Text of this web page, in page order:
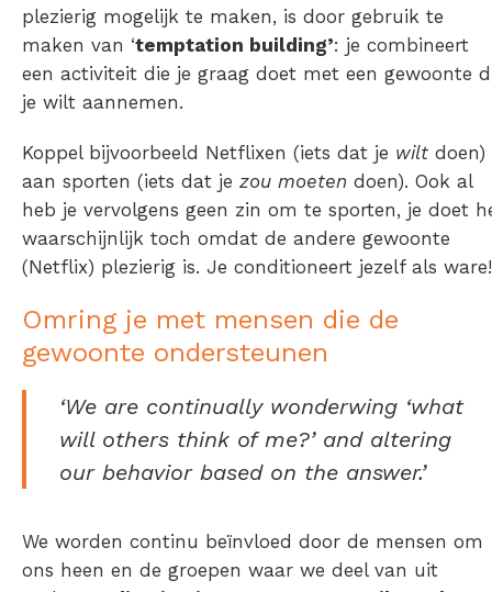
plezierig mogelijk te maken, is door gebruik te
maken van ‘temptation building’: je combineert
een activiteit die je graag doet met een gewoonte
je wilt aannemen.
Koppel bijvoorbeeld Netflixen (iets dat je wilt doen)
aan sporten (iets dat je zou moeten doen). Ook al
heb je vervolgens geen zin om te sporten, je doet
waarschijnlijk toch omdat de andere gewoonte
(Netflix) plezierig is. Je conditioneert jezelf als ware!
Omring je met mensen die de
gewoonte ondersteunen
‘We are continually wonderwing ‘what
will others think of me?’ and altering
our behavior based on the answer.’
We worden continu beïnvloed door de mensen om
ons heen en de groepen waar we deel van uit